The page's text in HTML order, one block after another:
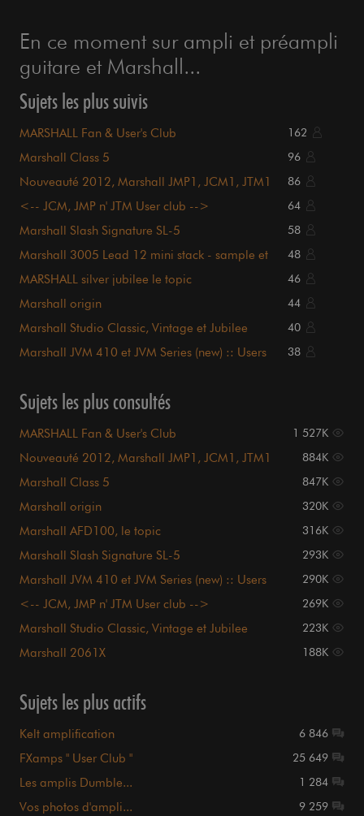
En ce moment sur ampli et préampli
guitare et Marshall...
Sujets les plus suivis
MARSHALL Fan & User's Club 162
Marshall Class 5 96
Nouveauté 2012, Marshall JMP1, JCM1, JTM1
86
<-- JCM, JMP n' JTM User club --> 64
Marshall Slash Signature SL-5 58
Marshall 3005 Lead 12 mini stack - sample et
48
MARSHALL silver jubilee le topic 46
Marshall origin 44
Marshall Studio Classic, Vintage et Jubilee 40
Marshall JVM 410 et JVM Series (new) :: Users
38
Sujets les plus consultés
MARSHALL Fan & User's Club 1 527K
Nouveauté 2012, Marshall JMP1, JCM1, JTM1
884K
Marshall Class 5 847K
Marshall origin 320K
Marshall AFD100, le topic 316K
Marshall Slash Signature SL-5 293K
Marshall JVM 410 et JVM Series (new) :: Users
290K
<-- JCM, JMP n' JTM User club --> 269K
Marshall Studio Classic, Vintage et Jubilee 223K
Marshall 2061X 188K
Sujets les plus actifs
Kelt amplification 6 846
FXamps " User Club " 25 649
Les amplis Dumble... 1 284
Vos photos d'ampli... 9 259